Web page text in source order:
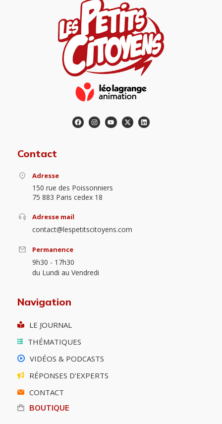
Contact
Adresse
150 rue des Poissonniers
75 883 Paris cedex 18
Adresse mail
contact@lespetitscitoyens.com
Permanence
9h30 - 17h30
du Lundi au Vendredi
Navigation
LE JOURNAL
THÉMATIQUES
VIDÉOS & PODCASTS
RÉPONSES D’EXPERTS
CONTACT
BOUTIQUE